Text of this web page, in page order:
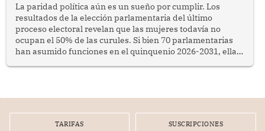
La paridad política aún es un sueño por cumplir. Los
resultados de la elección parlamentaria del último
proceso electoral revelan que las mujeres todavía no
ocupan el 50% de las curules. Si bien 70 parlamentarias
han asumido funciones en el quinquenio 2026-2031, ellas
TARIFAS SUSCRIPCIONES